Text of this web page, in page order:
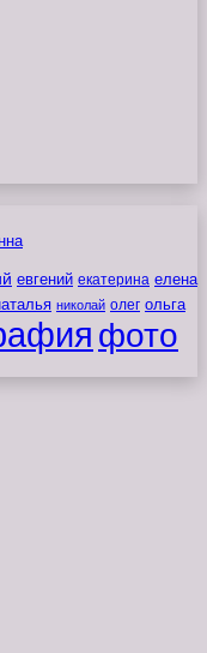
евгений екатерина елена
николай олег ольга
фото